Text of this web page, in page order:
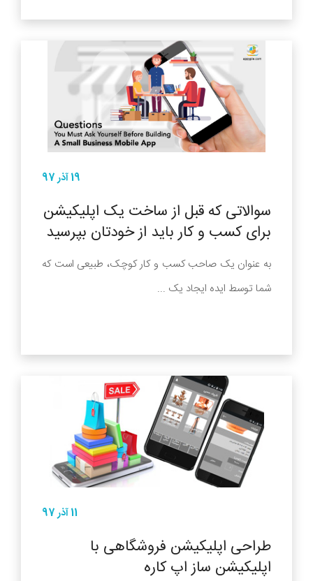
19 آذر 97
سوالاتی که قبل از ساخت یک اپلیکیشن
برای کسب و کار باید از خودتان بپرسید
به عنوان یک صاحب کسب و کار کوچک، طبیعی است که
شما توسط ایده ایجاد یک ...
11 آذر 97
طراحی اپلیکیشن فروشگاهی با
اپلیکیشن ساز اپ کاره